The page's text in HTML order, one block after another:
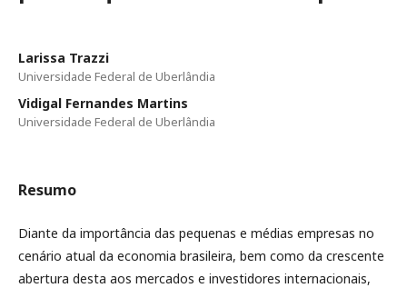
Larissa Trazzi
Universidade Federal de Uberlândia
Vidigal Fernandes Martins
Universidade Federal de Uberlândia
Resumo
Diante da importância das pequenas e médias empresas no
cenário atual da economia brasileira, bem como da crescente
abertura desta aos mercados e investidores internacionais,